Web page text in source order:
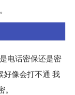
电话密保还是密
好像会打不通 我